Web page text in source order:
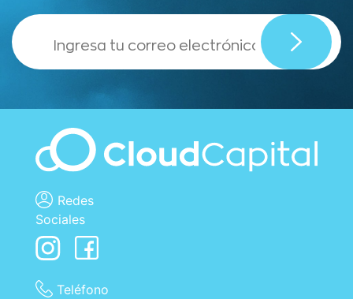
,
Redes
Sociales
Teléfono